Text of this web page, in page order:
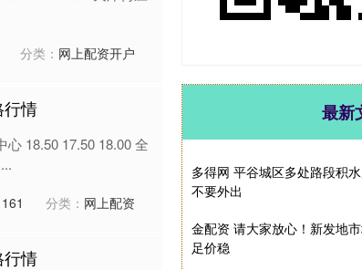
分类： 网上配资开户
情
18.50 17.50 18.00 全
161 分类： 网上配资
行情
最新
多得网 平谷城区多处路段积
不要外出
金配资 请大家放心！新发地
足价稳